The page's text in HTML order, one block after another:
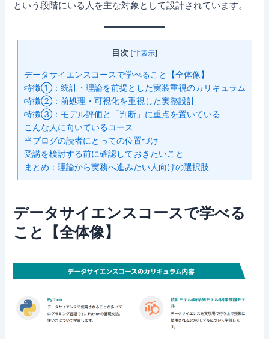
という段階にいる人を主な対象として設計されています。
目次 [非表示]
データサイエンスコースで学べること【全体像】
特徴①：統計・理論を前提とした実装重視のカリキュラム
特徴②：前処理・可視化を重視した実務設計
特徴③：モデル評価と「判断」に重点を置いている
こんな人に向いているコース
当ブログの読者にとっての位置づけ
受講を検討する前に確認しておきたいこと
まとめ：理論から実務へ進みたい人向けの選択肢
データサイエンスコースで学べる
こと【全体像】